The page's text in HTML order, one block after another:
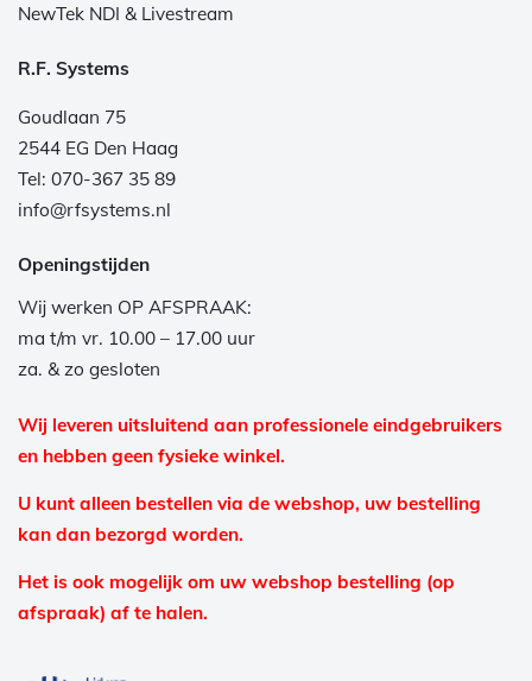
NewTek NDI & Livestream
R.F. Systems
Goudlaan 75
2544 EG Den Haag
Tel: 070-367 35 89
info@rfsystems.nl
Openingstijden
Wij werken OP AFSPRAAK:
ma t/m vr. 10.00 – 17.00 uur
za. & zo gesloten
Wij leveren uitsluitend aan professionele eindgebruikers
en hebben geen fysieke winkel.
U kunt alleen bestellen via de webshop, uw bestelling
kan dan bezorgd worden.
Het is ook mogelijk om uw webshop bestelling (op
afspraak) af te halen.